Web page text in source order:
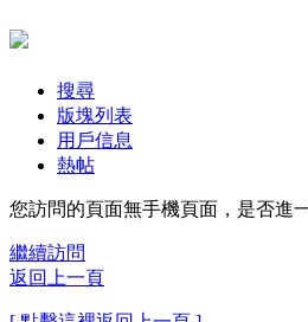
搜尋
版塊列表
用戶信息
熱帖
您訪問的頁面無手機頁面，是否進
繼續訪問
返回上一頁